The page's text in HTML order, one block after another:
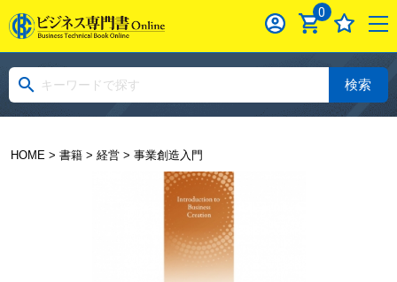
0
検索
HOME> 書籍> 経営> 事業創造入門